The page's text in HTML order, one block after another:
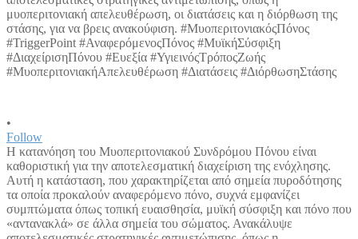
•
Follow
Η κατανόηση του Μυοπεριτονιακού Συνδρόμου Πόνου είναι
καθοριστική για την αποτελεσματική διαχείριση της ενόχλησης.
Αυτή η κατάσταση, που χαρακτηρίζεται από σημεία πυροδότησης
τα οποία προκαλούν αναφερόμενο πόνο, συχνά εμφανίζει
συμπτώματα όπως τοπική ευαισθησία, μυϊκή σύσφιξη και πόνο που
«αντανακλά» σε άλλα σημεία του σώματος. Ανακάλυψε